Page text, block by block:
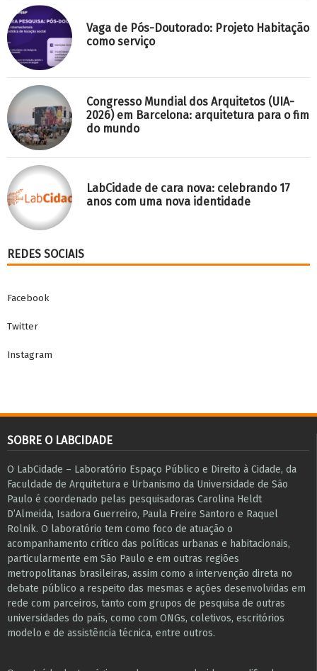
Vaga de Pós-Doutorado: Projeto Habitação
como serviço
Congresso Mundial dos Arquitetos (UIA-
2026) em Barcelona: arquitetura para o fim
do mundo
LabCidade de cara nova: celebrando 17
anos com uma nova identidade
REDES SOCIAIS
Facebook
Twitter
Instagram
SOBRE O LABCIDADE
O LabCidade – Laboratório Espaço Público e Direito à Cidade, da
Faculdade de Arquitetura e Urbanismo da Universidade de São
Paulo é coordenado pelas pesquisadoras Carolina Heldt
D’Almeida, Isadora Guerreiro, Paula Freire Santoro e Raquel
Rolnik. O laboratório tem como foco de atuação o
acompanhamento crítico das políticas urbanas e habitacionais,
particularmente em São Paulo e ​em outras regiões
metropolitanas brasileiras, assim como a intervenção direta no
debate público a respeito das mesmas e ações desenvolvidas em
r​e​de com parceiros, tanto com grupos de pesquisa ​de outras
universidades do país, como com ONGs, coletivos, escritórios
modelo e de assistência técnica​, entre outros​.